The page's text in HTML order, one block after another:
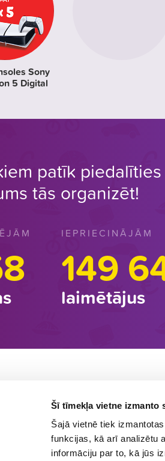
Šī tīmekļa vietne izmanto
Šajā vietnē tiek
funkcijas, kā arī analizētu
informāciju par to, kā jūs
Sony
5 Digital
patīk
tās organizēt!
IEPRIECINĀJĀM
149
laimētājus
gadījumā par dalību loterijā
pa informatīvo tālruni
vai sūtīt e-pastu uz